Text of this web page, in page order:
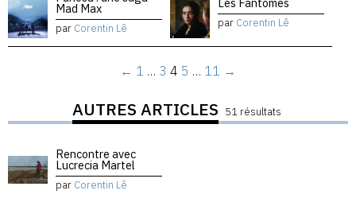
Mad Max
par Corentin Lê par Corentin Lê
← 1 … 3 4 5 … 11 →
AUTRES ARTICLES 51 résultats
Rencontre avec
Lucrecia Martel
par Corentin Lê